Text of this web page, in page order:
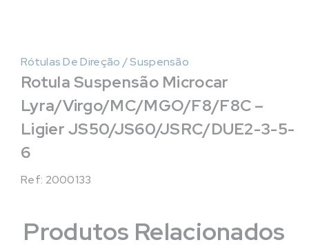
Rótulas De Direção / Suspensão
Rotula Suspensão Microcar
Lyra/Virgo/MC/MGO/F8/F8C –
Ligier JS50/JS60/JSRC/DUE2-3-5-
6
Ref: 2000133
Produtos Relacionados